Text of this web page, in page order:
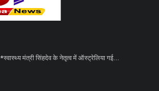
*स्वास्थ्य मंत्री सिंहदेव के नेतृत्व में ऑस्ट्रेलिया गई...